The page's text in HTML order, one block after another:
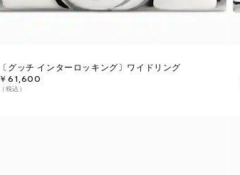
〔グッチ インターロッキング〕ワイドリング
￥61,600
（税込）